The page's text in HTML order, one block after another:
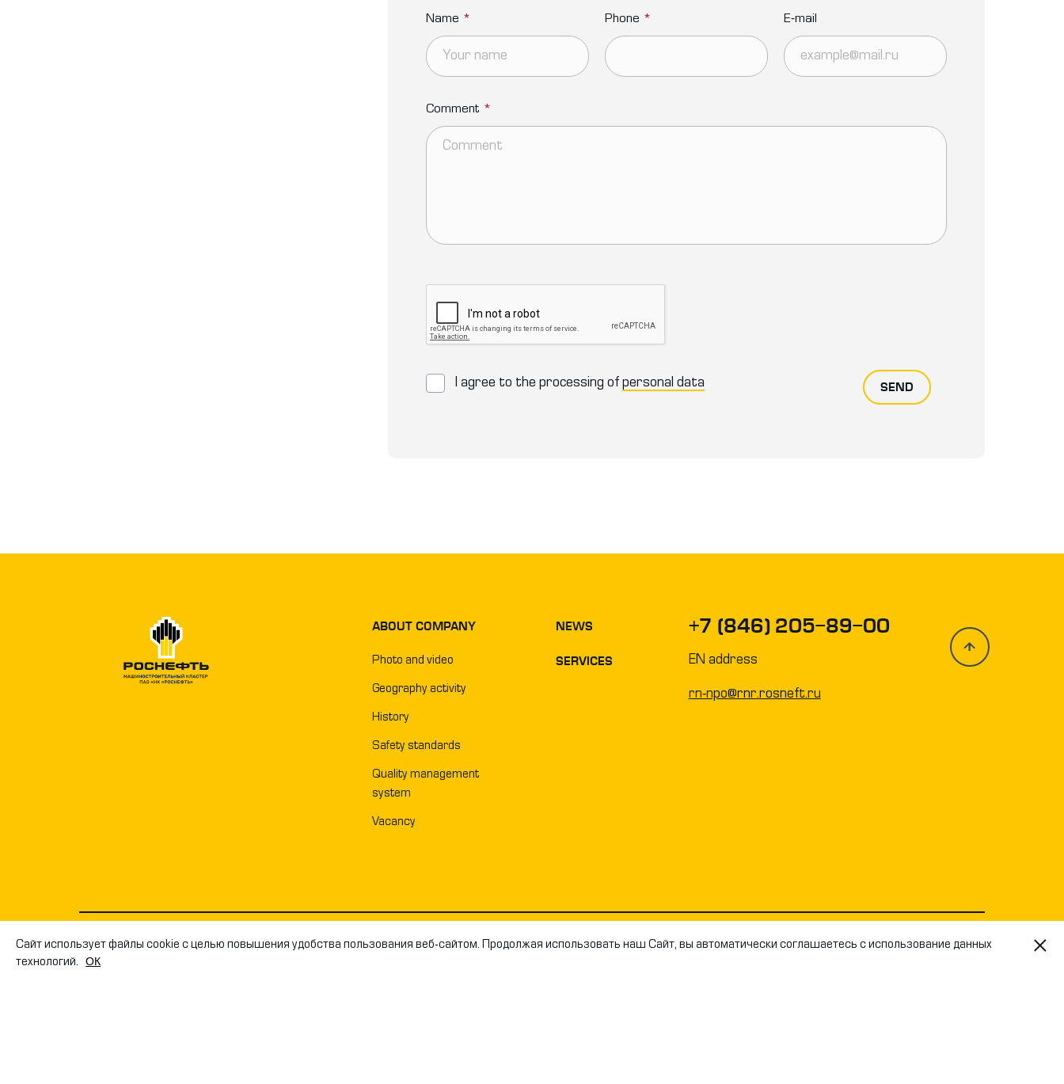
Name * Phone * E-mail
Comment *
I agree to the processing of personal data SEND
ABOUT COMPANY
Photo and video
Geography activity
History
Safety standards
Quality management
system
Vacancy
NEWS
SERVICES
+7 (846) 205-89-00
EN address
rn-npo@rnr.rosneft.ru
© РОСНЕФТЬ, 2026 ОФИЦИАЛЬНОЕ УВЕДОМЛЕНИЕ Privacy policy
Сайт использует файлы cookie с целью повышения удобства пользования веб-сайтом.
Продолжая использовать наш Сайт, вы автоматически соглашаетесь с использование данных
технологий.
OК